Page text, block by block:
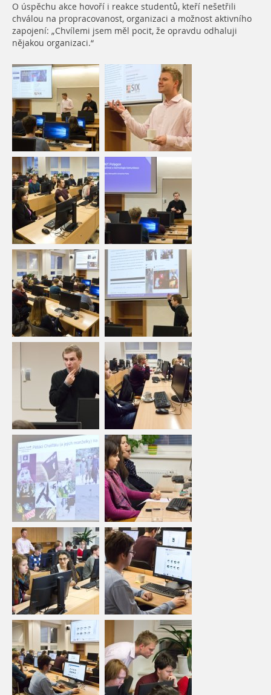
O úspěchu akce hovoří i reakce studentů, kteří nešetřili
chválou na propracovanost, organizaci a možnost aktivního
zapojení: „Chvílemi jsem měl pocit, že opravdu odhaluji
nějakou organizaci.“